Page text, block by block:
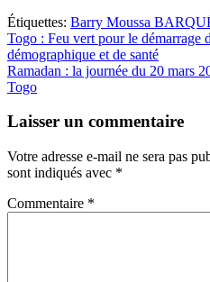
Étiquettes: Barry Moussa
Navigation
de
l’article
Togo : Feu vert pour le démarrage
démographique et de santé
Ramadan : la journée du 20 mars
Togo
Laisser un commentaire
Votre adresse e-mail ne sera pas
sont indiqués avec *
Commentaire *